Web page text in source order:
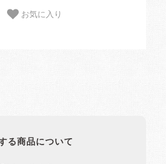
お気に入り
る商品について